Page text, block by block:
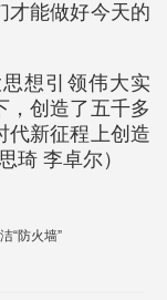
才能做好今天的
想引领伟大实
，创造了五千多
代新征程上创造
琦 李卓尔）
“防火墙”